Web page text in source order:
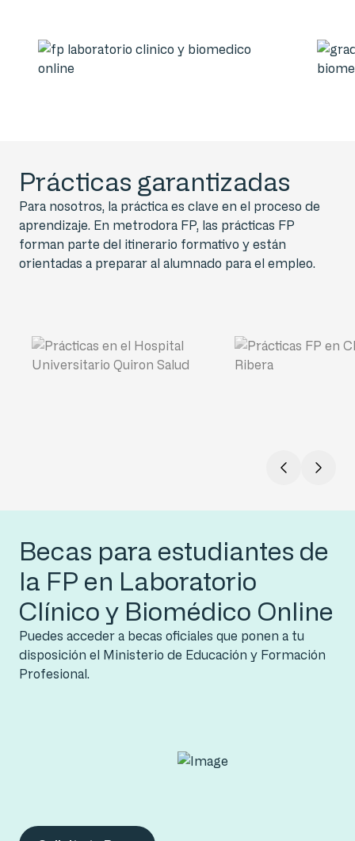
Prácticas garantizadas
Para nosotros, la práctica es clave en el proceso de
aprendizaje. En metrodora FP, las prácticas FP
forman parte del itinerario formativo y están
orientadas a preparar al alumnado para el empleo.
Becas para estudiantes de
la FP en Laboratorio
Clínico y Biomédico Online
Puedes acceder a becas oficiales que ponen a tu
disposición el Ministerio de Educación y Formación
Profesional.